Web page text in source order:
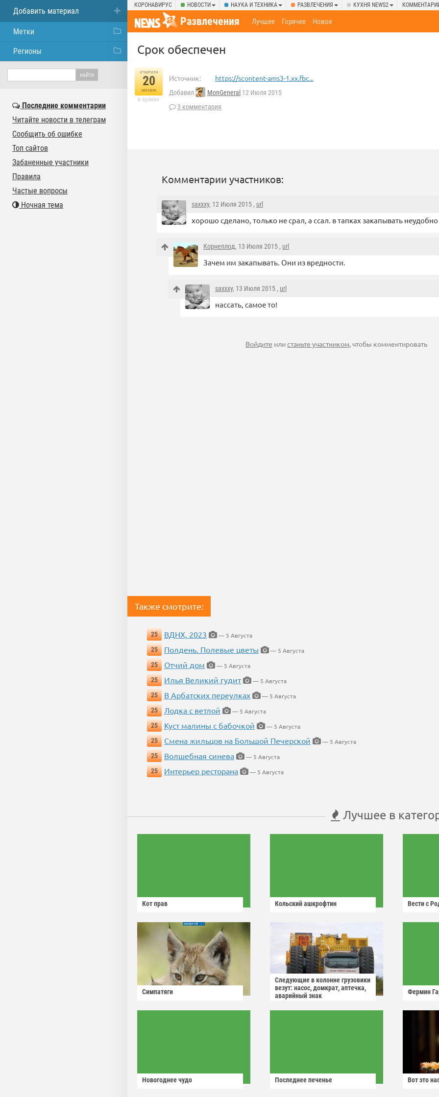
КОРОНАВИРУС НОВОСТИ НАУКА И ТЕХНИКА РАЗВЛЕЧЕНИЯ КУХНЯ NEWS2
Развлечения Лучшее Горячее Новое
Срок обеспечен
отметили
20
человек
в архиве
Источник: https://scontent-ams3-1.xx.fbc...
Добавил MonGeneral 12 Июля 2015
3 комментария
Комментарии участников:
saxxxy, 12 Июля 2015 , url
хорошо сделано, только не срал, а ссал. в тапках закапывать
Корнеплод, 13 Июля 2015 , url
Зачем им закапывать. Они из вредности.
saxxxy, 13 Июля 2015 , url
нассать, самое то!
Войдите илистаньте участником, чтобы комментировать
Также смотрите:
25 ВДНХ, 2023
— 5 Августа
25
Полдень. Полевые цветы
— 5 Августа
25
Отчий дом
— 5 Августа
25
Илья Великий гудит
— 5 Августа
25
В Арбатских переулках
— 5 Августа
25
Лодка с ветлой
— 5 Августа
25
Куст малины с бабочкой
— 5 Августа
25
Смена жильцов на Большой Печерской
— 5 Августа
25
Волшебная синева
— 5 Августа
25
Интерьер ресторана — 5 Августа
Лучшее в
Кот прав Кольский ашкрофтин Вести с
Симпатяги
Следующие в колонне грузовики
везут: насос, домкрат, аптечка,
аварийный знак
Фермин
Новогоднее чудо Последнее печенье Вот это
Добавить материал
Метки
Регионы
Последние комментарии
Читайте новости в телеграм
Сообщить об ошибке
Топ сайтов
Забаненные участники
Правила
Частые вопросы
Ночная тема